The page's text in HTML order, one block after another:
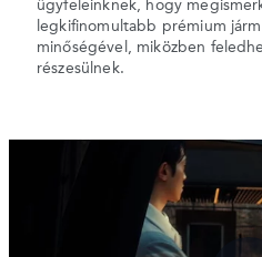
ügyfeleinknek, hogy
legkifinomultabb prémium
minőségével, miközben
részesülnek.